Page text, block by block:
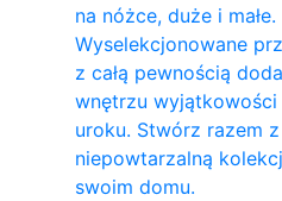
na nóżce, duże i małe.
Wyselekcjonowane
z całą pewnością
wnętrzu wyjątkowości
uroku. Stwórz razem
niepowtarzalną
swoim domu.